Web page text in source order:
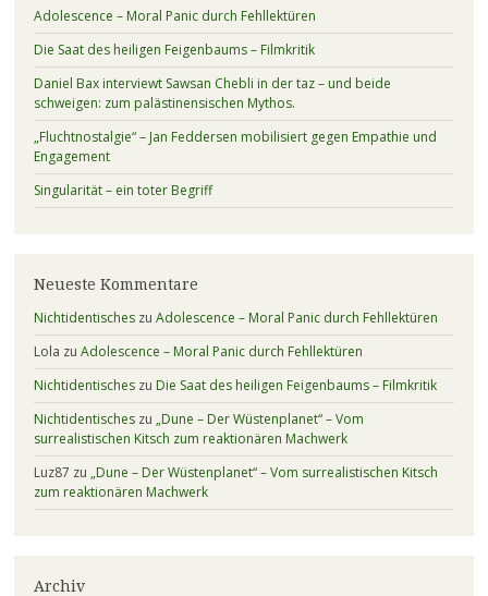
Adolescence – Moral Panic durch Fehllektüren
Die Saat des heiligen Feigenbaums – Filmkritik
Daniel Bax interviewt Sawsan Chebli in der taz – und beide
schweigen: zum palästinensischen Mythos.
„Fluchtnostalgie“ – Jan Feddersen mobilisiert gegen Empathie und
Engagement
Singularität – ein toter Begriff
Neueste Kommentare
Nichtidentischeszu Adolescence – Moral Panic durch Fehllektüren
Lola zu Adolescence – Moral Panic durch Fehllektüren
Nichtidentischeszu Die Saat des heiligen Feigenbaums – Filmkritik
Nichtidentischeszu „Dune – Der Wüstenplanet“ – Vom
surrealistischen Kitsch zum reaktionären Machwerk
Luz87 zu „Dune – Der Wüstenplanet“ – Vom surrealistischen Kitsch
zum reaktionären Machwerk
Archiv